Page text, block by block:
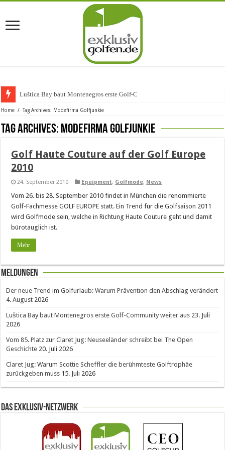
Luštica Bay baut Montenegros erste Golf-Commu
Home / Tag Archives: Modefirma Golfjunkie
Tag Archives: Modefirma Golfjunkie
Golf Haute Couture auf der Golf Europe
2010
24. September 2010 Equipment, Golfmode, News
Vom 26. bis 28. September 2010 findet in München die renommierte
Golf-Fachmesse GOLF EUROPE statt. Ein Trend für die Golfsaison 2011
wird Golfmode sein, welche in Richtung Haute Couture geht und damit
bürotauglich ist.
Mehr
Meldungen
Der neue Trend im Golfurlaub: Warum Prävention den Abschlag verändert
4. August 2026
Luštica Bay baut Montenegros erste Golf-Community weiter aus 23. Juli
2026
Vom 85. Platz zur Claret Jug: Neuseeländer schreibt bei The Open
Geschichte 20. Juli 2026
Claret Jug: Warum Scottie Scheffler die berühmteste Golftrophäe
zurückgeben muss 15. Juli 2026
Das Exklusiv-Netzwerk